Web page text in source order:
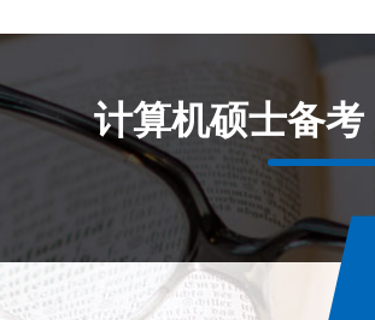
计算机硕士备考